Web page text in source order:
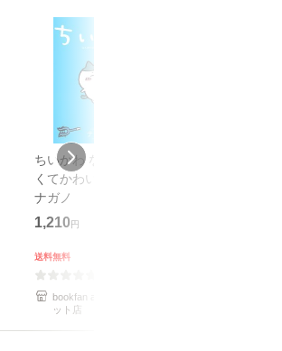
ちいかわ なんか小さ
くてかわいいやつ 2/
ナガノ
1,210 円
送料無料
bookfan au PAY マーケ
ット店